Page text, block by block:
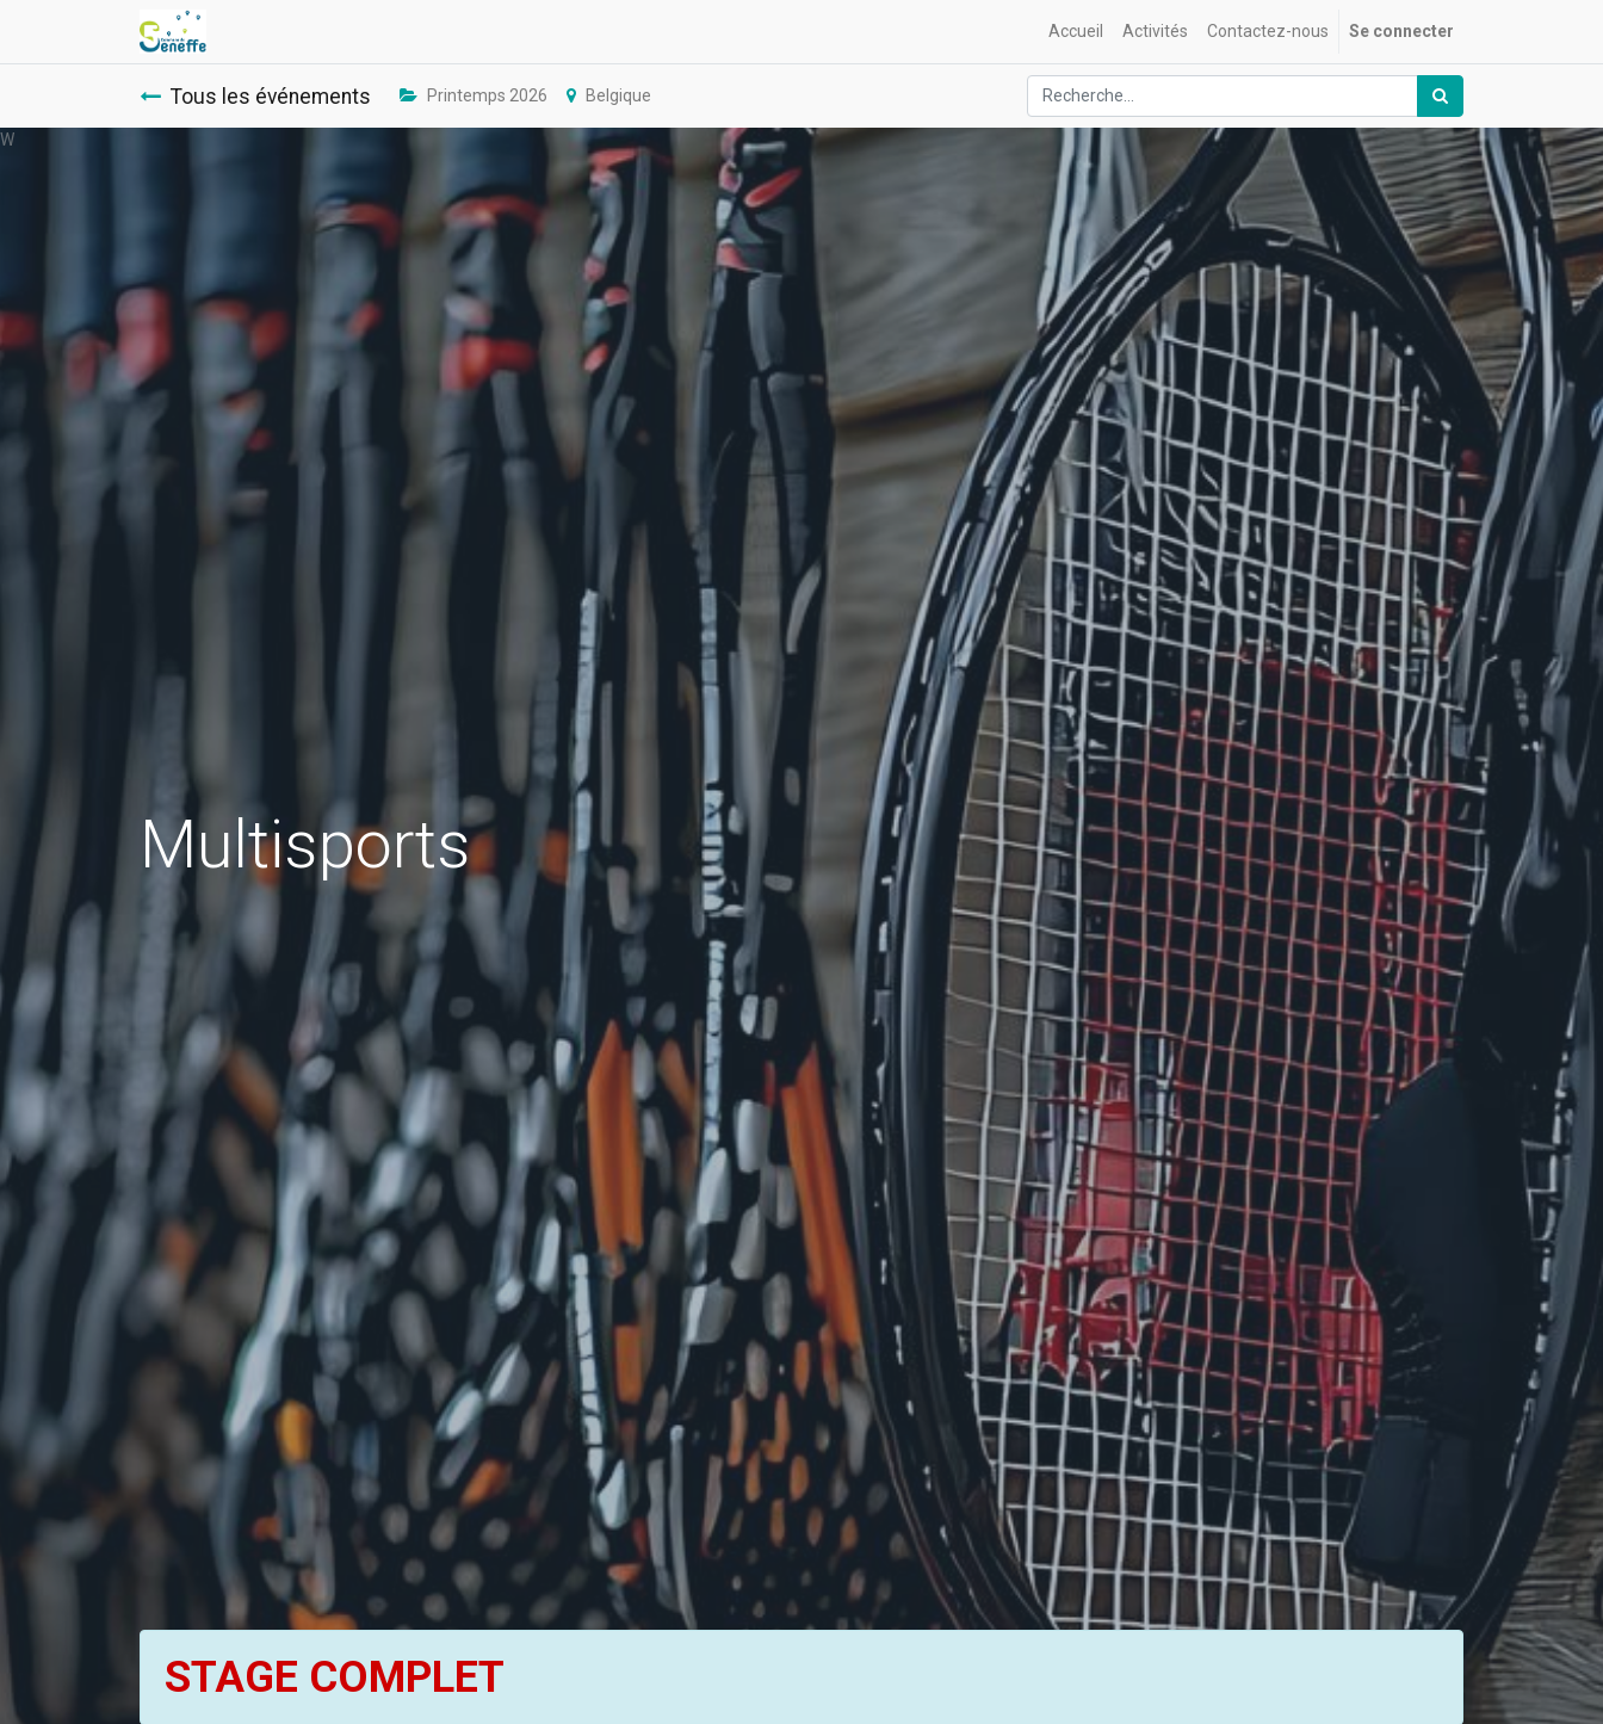
Accueil Activités Contactez-nous Se connecter
Tous les événements Printemps 2026 Belgique
W
Multisports
STAGE COMPLET